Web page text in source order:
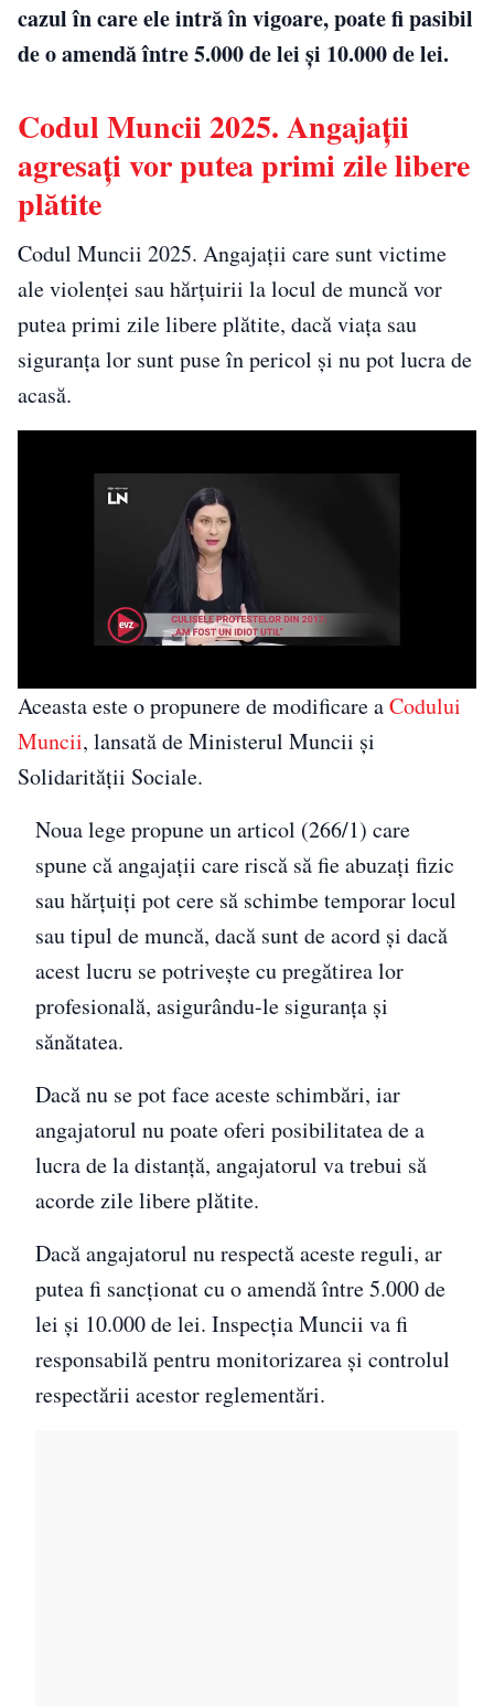
cazul în care ele intră în vigoare, poate fi pasibil
de o amendă între 5.000 de lei și 10.000 de lei.
Codul Muncii 2025. Angajații
agresați vor putea primi zile libere
plătite
Codul Muncii 2025. Angajații care sunt victime
ale violenței sau hărțuirii la locul de muncă vor
putea primi zile libere plătite, dacă viața sau
siguranța lor sunt puse în pericol și nu pot lucra de
acasă.
Aceasta este o propunere de modificare aCodului
Muncii, lansată de Ministerul Muncii și
Solidarității Sociale.
Noua lege propune un articol (266/1) care
spune că angajații care riscă să fie abuzați fizic
sau hărțuiți pot cere să schimbe temporar locul
sau tipul de muncă, dacă sunt de acord și dacă
acest lucru se potrivește cu pregătirea lor
profesională, asigurându-le siguranța și
sănătatea.
Dacă nu se pot face aceste schimbări, iar
angajatorul nu poate oferi posibilitatea de a
lucra de la distanță, angajatorul va trebui să
acorde zile libere plătite.
Dacă angajatorul nu respectă aceste reguli, ar
putea fi sancționat cu o amendă între 5.000 de
lei și 10.000 de lei. Inspecția Muncii va fi
responsabilă pentru monitorizarea și controlul
respectării acestor reglementări.